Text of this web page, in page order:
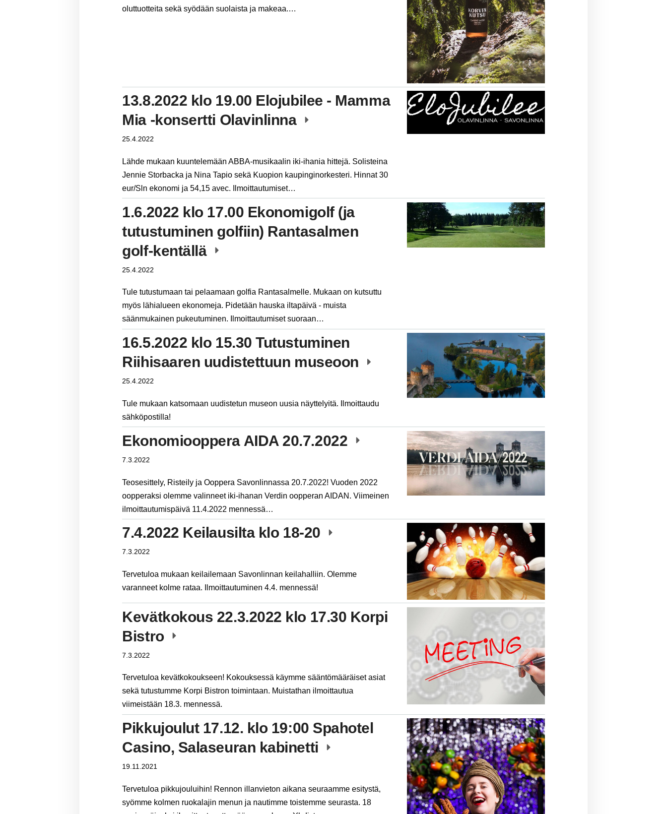
oluttuotteita sekä syödään suolaista ja makeaa.…
13.8.2022 klo 19.00 Elojubilee - Mamma
Mia -konsertti Olavinlinna
25.4.2022
Lähde mukaan kuuntelemään ABBA-musikaalin iki-ihania hittejä. Solisteina
Jennie Storbacka ja Nina Tapio sekä Kuopion kaupinginorkesteri. Hinnat 30
eur/Sln ekonomi ja 54,15 avec. Ilmoittautumiset…
1.6.2022 klo 17.00 Ekonomigolf (ja
tutustuminen golfiin) Rantasalmen
golf-kentällä
25.4.2022
Tule tutustumaan tai pelaamaan golfia Rantasalmelle. Mukaan on kutsuttu
myös lähialueen ekonomeja. Pidetään hauska iltapäivä - muista
säänmukainen pukeutuminen. Ilmoittautumiset suoraan…
16.5.2022 klo 15.30 Tutustuminen
Riihisaaren uudistettuun museoon
25.4.2022
Tule mukaan katsomaan uudistetun museon uusia näyttelyitä. Ilmoittaudu
sähköpostilla!
Ekonomiooppera AIDA 20.7.2022
7.3.2022
Teosesittely, Risteily ja Ooppera Savonlinnassa 20.7.2022! Vuoden 2022
oopperaksi olemme valinneet iki-ihanan Verdin oopperan AIDAN. Viimeinen
ilmoittautumispäivä 11.4.2022 mennessä…
7.4.2022 Keilausilta klo 18-20
7.3.2022
Tervetuloa mukaan keilailemaan Savonlinnan keilahalliin. Olemme
varanneet kolme rataa. Ilmoittautuminen 4.4. mennessä!
Kevätkokous 22.3.2022 klo 17.30 Korpi
Bistro
7.3.2022
Tervetuloa kevätkokoukseen! Kokouksessä käymme sääntömääräiset asiat
sekä tutustumme Korpi Bistron toimintaan. Muistathan ilmoittautua
viimeistään 18.3. mennessä.
Pikkujoulut 17.12. klo 19:00 Spahotel
Casino, Salaseuran kabinetti
19.11.2021
Tervetuloa pikkujouluihin! Rennon illanvieton aikana seuraamme esitystä,
syömme kolmen ruokalajin menun ja nautimme toistemme seurasta. 18